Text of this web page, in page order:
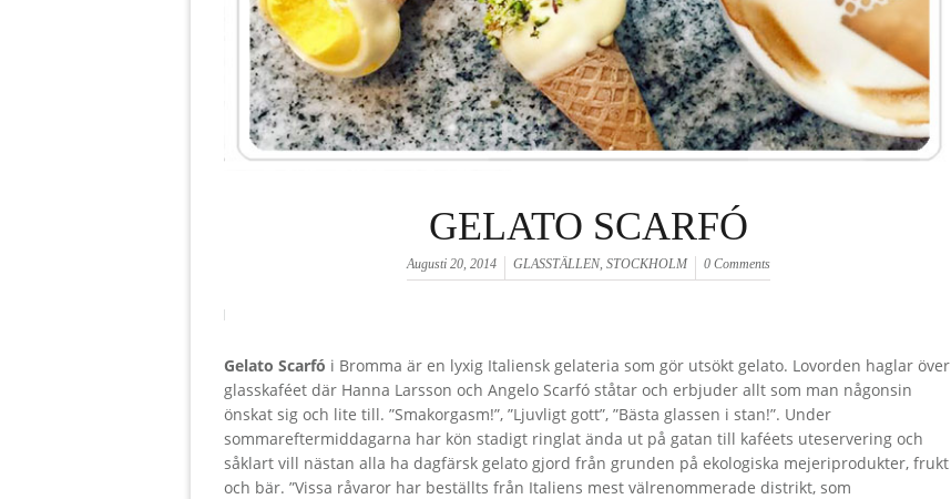
GELATO SCARFÓ
Augusti 20, 2014 GLASSTÄLLEN, STOCKHOLM 0 Comments
Gelato Scarfó i Bromma är en lyxig Italiensk gelateria som gör utsökt gelato. Lovorden haglar över
glasskaféet där Hanna Larsson och Angelo Scarfó ståtar och erbjuder allt som man någonsin
önskat sig och lite till. ”Smakorgasm!”, ”Ljuvligt gott”, ”Bästa glassen i stan!”. Under
sommareftermiddagarna har kön stadigt ringlat ända ut på gatan till kaféets uteservering och
såklart vill nästan alla ha dagfärsk gelato gjord från grunden på ekologiska mejeriprodukter, frukt
och bär. ”Vissa råvaror har beställts från Italiens mest välrenommerade distrikt, som